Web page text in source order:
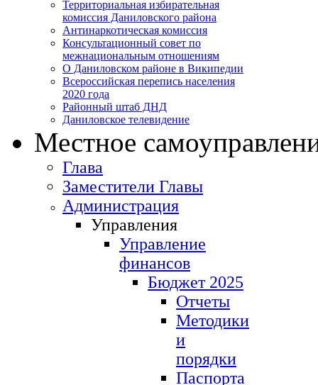
Территориальная избирательная
комиссия Даниловского района
Антинаркотическая комиссия
Консультационный совет по
межнациональным отношениям
О Даниловском районе в Википедии
Всероссийская перепись населения
2020 года
Районный штаб ДНД
Даниловское телевидение
Местное
Глава
Заместители Главы
Администрация
Управления
Управление
финансов
Бюджет 2025
Отчеты
Методики
и
порядки
Паспорта